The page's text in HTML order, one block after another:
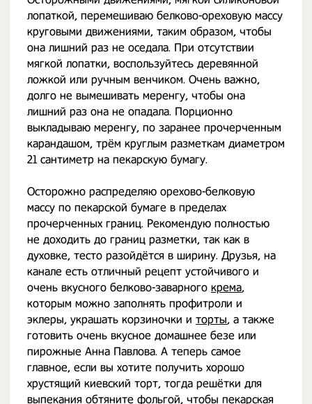
лопаткой, перемешиваю белково-ореховую массу
круговыми движениями, таким образом, чтобы
она лишний раз не оседала. При отсутствии
мягкой лопатки, воспользуйтесь деревянной
ложкой или ручным венчиком. Очень важно,
долго не вымешивать меренгу, чтобы она
лишний раз она не опадала. Порционно
выкладываю меренгу, по заранее прочерченным
карандашом, трём круглым разметкам диаметром
21 сантиметр на пекарскую бумагу.
Осторожно распределяю орехово-белковую
массу по пекарской бумаге в пределах
прочерченных границ. Рекомендую полностью
не доходить до границ разметки, так как в
духовке, тесто разойдётся в ширину. Друзья, на
канале есть отличный рецепт устойчивого и
очень вкусного белково-заварного крема,
которым можно заполнять профитроли и
эклеры, украшать корзиночки и торты, а также
готовить очень вкусное домашнее безе или
пирожные Анна Павлова. А теперь самое
главное, если вы хотите получить хорошо
хрустящий киевский торт, тогда решётки для
выпекания обтяните фольгой, чтобы пекарская